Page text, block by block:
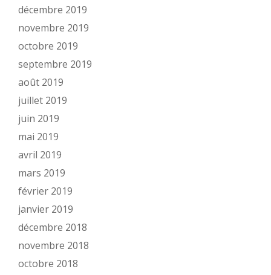
décembre 2019
novembre 2019
octobre 2019
septembre 2019
août 2019
juillet 2019
juin 2019
mai 2019
avril 2019
mars 2019
février 2019
janvier 2019
décembre 2018
novembre 2018
octobre 2018